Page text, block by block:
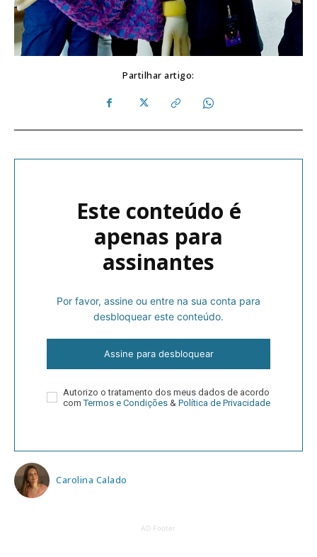
Partilhar artigo:
Este conteúdo é
apenas para
assinantes
Por favor, assine ou entre na sua conta para
desbloquear este conteúdo.
Assine para desbloquear
Autorizo o tratamento dos meus dados de acordo
comTermos e Condições & Política de Privacidade
Carolina Calado
AD Footer